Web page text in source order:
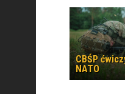
CBŚP
NATO